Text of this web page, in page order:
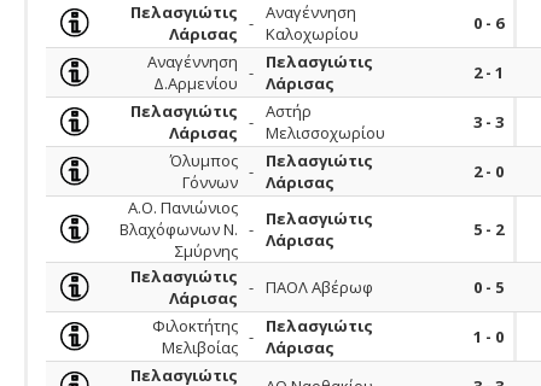
Πελασγιώτις
Λάρισας - Αναγέννηση
Καλοχωρίου
0 - 6
Αναγέννηση
Δ.Αρμενίου -
Πελασγιώτις
Λάρισας
2 - 1
Πελασγιώτις
Λάρισας - Αστήρ
Μελισσοχωρίου
3 - 3
Όλυμπος
Γόννων -
Πελασγιώτις
Λάρισας
2 - 0
Α.Ο. Πανιώνιος
Βλαχόφωνων Ν.
Σμύρνης
-
Πελασγιώτις
Λάρισας
5 - 2
Πελασγιώτις
Λάρισας - ΠΑΟΛ Αβέρωφ
0 - 5
Φιλοκτήτης
Μελιβοίας -
Πελασγιώτις
Λάρισας
1 - 0
Πελασγιώτις